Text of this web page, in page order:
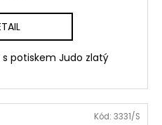
potiskem Judo zlatý
Kód: 3331/S